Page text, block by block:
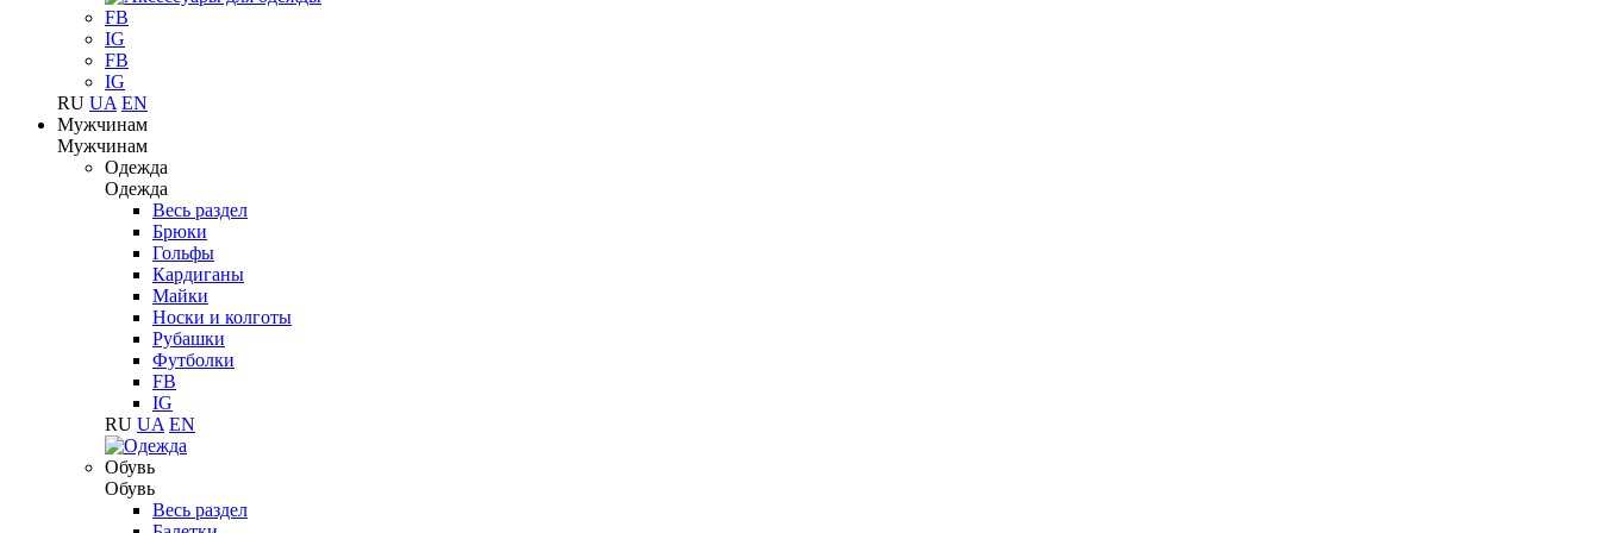
FB
IG
FB
IG
RU UA EN
Мужчинам
Мужчинам
Одежда
Одежда
Весь раздел
Брюки
Гольфы
Кардиганы
Майки
Носки и колготы
Рубашки
Футболки
FB
IG
RU UA EN
Обувь
Обувь
Весь раздел